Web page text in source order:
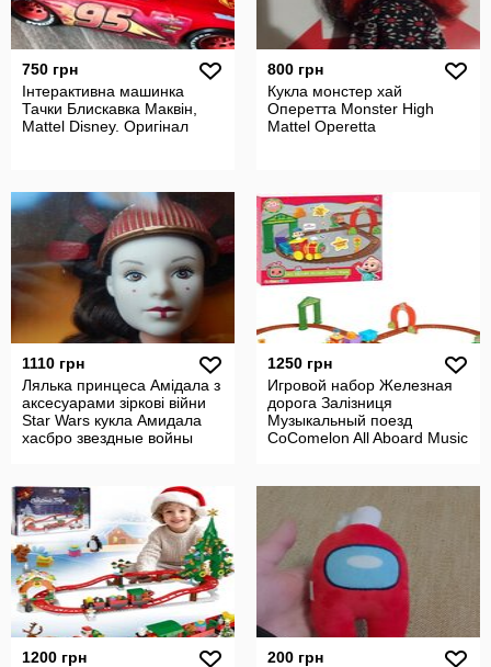
750 грн
Інтерактивна машинка
Тачки Блискавка Маквін,
Mattel Disney. Оригінал
800 грн
Кукла монстер хай
Оперетта Monster High
Mattel Operetta
1110 грн
Лялька принцеса Амідала з
аксесуарами зіркові війни
Star Wars кукла Амидала
хасбро звездные войны
1250 грн
Игровой набор Железная
дорога Залізниця
Музыкальный поезд
CoComelon All Aboard Music
1200 грн
200 грн